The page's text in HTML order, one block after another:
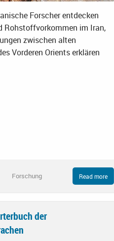
Forscher entdecken
Rohstoffvorkommen im Iran,
zwischen alten
Vorderen Orients erklären
Forschung Read more
der